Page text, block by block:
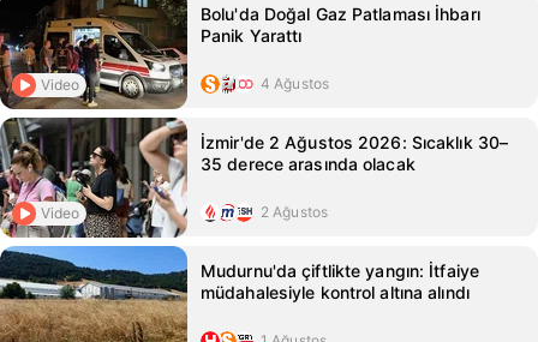
Video
Bolu'da Doğal Gaz Patlaması İhbarı
Panik Yarattı
4 Ağustos
Video
İzmir'de 2 Ağustos 2026: Sıcaklık 30–
35 derece arasında olacak
2 Ağustos
Mudurnu'da çiftlikte yangın: İtfaiye
müdahalesiyle kontrol altına alındı